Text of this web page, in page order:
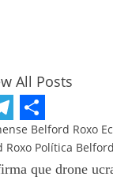
All Posts
Share
Belford Roxo
Roxo Política
que drone